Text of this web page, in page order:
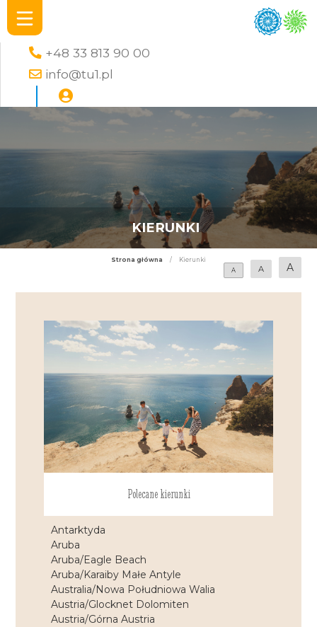
+48 33 813 90 00
info@tu1.pl
KIERUNKI
Strona główna /
Kierunki
A
A A
Polecane kierunki
Antarktyda
Aruba
Aruba/Eagle Beach
Aruba/Karaiby Małe Antyle
Australia/Nowa Południowa Walia
Austria/Glocknet Dolomiten
Austria/Górna Austria